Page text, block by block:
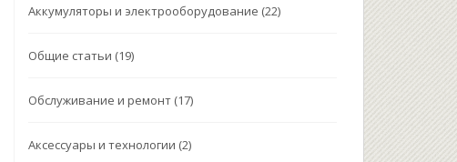
Аккумуляторы и электрооборудование (22)
Общие статьи (19)
Обслуживание и ремонт (17)
Аксессуары и технологии (2)